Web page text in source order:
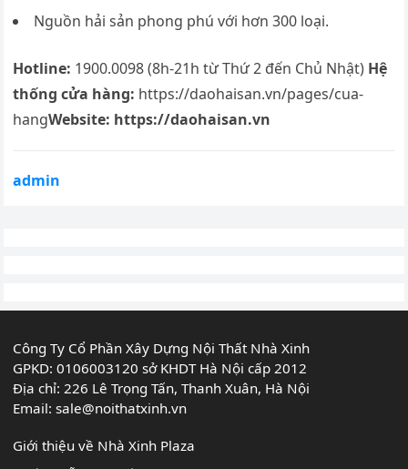
Nguồn hải sản phong phú với hơn 300 loại.
Hotline: 1900.0098 (8h-21h từ Thứ 2 đến Chủ Nhật) Hệ
thống cửa hàng: https://daohaisan.vn/pages/cua-
hangWebsite: https://daohaisan.vn
admin
Công Ty Cổ Phần Xây Dựng Nội Thất Nhà Xinh
GPKD: 0106003120 sở KHDT Hà Nội cấp 2012
Địa chỉ: 226 Lê Trọng Tấn, Thanh Xuân, Hà Nội
Email:sale@noithatxinh.vn
Giới thiệu về Nhà Xinh Plaza